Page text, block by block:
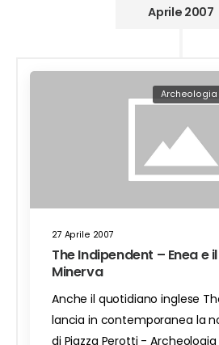
Aprile 2007
27 Aprile 2007
Archeologia
The Indipendent – Enea e
Minerva
Anche il quotidiano inglese
lancia in contemporanea la
di Piazza Perotti - Archeologia